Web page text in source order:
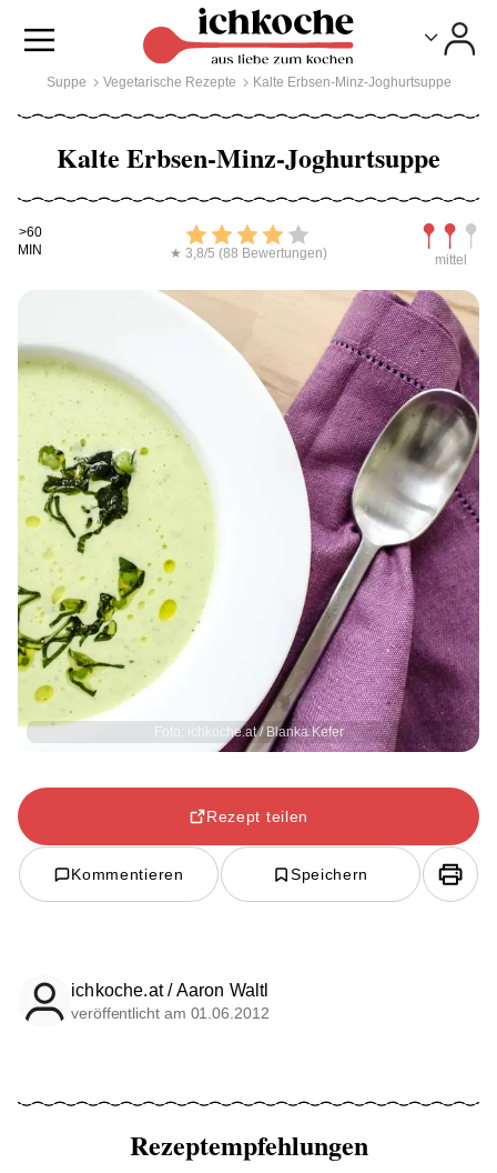
Suppe Vegetarische Rezepte Kalte Erbsen-Minz-Joghurtsuppe
Kalte Erbsen-Minz-Joghurtsuppe
Kochdauer
>60
MIN
Bewerten
★ 3,8/5 (88 Bewertungen) mittel
Foto: ichkoche.at / Blanka Kefer
Rezept teilen
Kommentieren Speichern
ichkoche.at / Aaron Waltl
veröffentlicht am 01.06.2012
Rezeptempfehlungen